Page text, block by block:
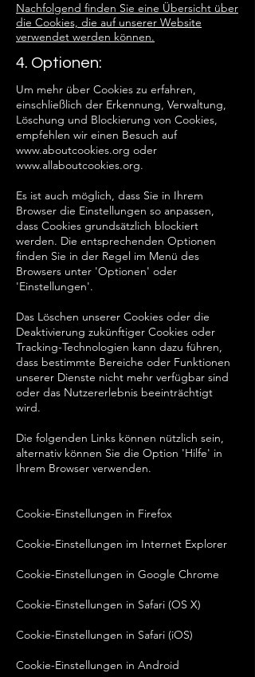
Nachfolgend finden Sie eine Übersicht über
die Cookies, die auf unserer Website
verwendet werden können.
4. Optionen:
Um mehr über Cookies zu erfahren,
einschließlich der Erkennung, Verwaltung,
Löschung und Blockierung von Cookies,
empfehlen wir einen Besuch auf
www.aboutcookies.org oder
www.allaboutcookies.org.
Es ist auch möglich, dass Sie in Ihrem
Browser die Einstellungen so anpassen,
dass Cookies grundsätzlich blockiert
werden. Die entsprechenden Optionen
finden Sie in der Regel im Menü des
Browsers unter 'Optionen' oder
'Einstellungen'.
Das Löschen unserer Cookies oder die
Deaktivierung zukünftiger Cookies oder
Tracking-Technologien kann dazu führen,
dass bestimmte Bereiche oder Funktionen
unserer Dienste nicht mehr verfügbar sind
oder das Nutzererlebnis beeinträchtigt
wird.
Die folgenden Links können nützlich sein,
alternativ können Sie die Option 'Hilfe' in
Ihrem Browser verwenden.
Cookie-Einstellungen in Firefox
Cookie-Einstellungen im Internet Explorer
Cookie-Einstellungen in Google Chrome
Cookie-Einstellungen in Safari (OS X)
Cookie-Einstellungen in Safari (iOS)
Cookie-Einstellungen in Android